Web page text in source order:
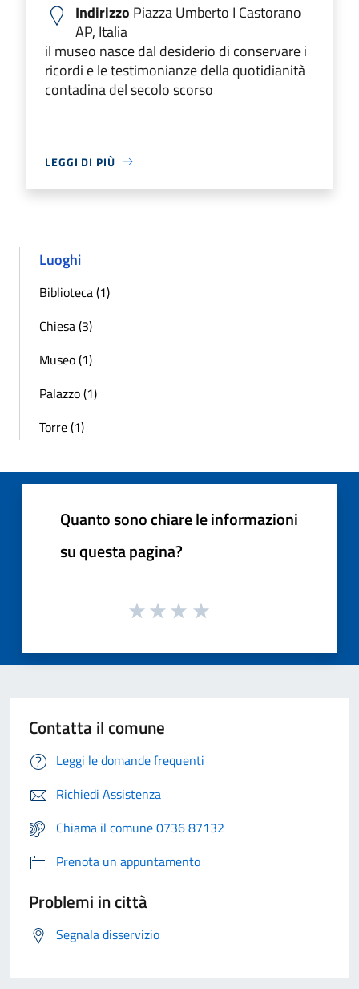
Indirizzo Piazza Umberto I Castorano
AP, Italia
il museo nasce dal desiderio di conservare i
ricordi e le testimonianze della quotidianità
contadina del secolo scorso
LEGGI DI PIÙ
Luoghi
Biblioteca (1)
Chiesa (3)
Museo (1)
Palazzo (1)
Torre (1)
Quanto sono chiare le informazioni
su questa pagina?
Contatta il comune
Leggi le domande frequenti
Richiedi Assistenza
Chiama il comune 0736 87132
Prenota un appuntamento
Problemi in città
Segnala disservizio